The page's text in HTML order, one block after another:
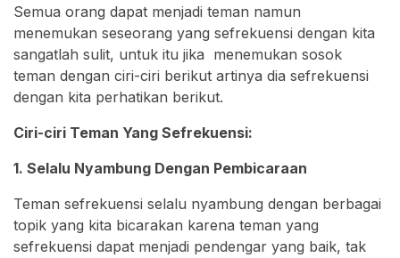
Semua orang dapat menjadi teman namun
menemukan seseorang yang sefrekuensi dengan kita
sangatlah sulit, untuk itu jika menemukan sosok
teman dengan ciri-ciri berikut artinya dia sefrekuensi
dengan kita perhatikan berikut.
Ciri-ciri Teman Yang Sefrekuensi:
1. Selalu Nyambung Dengan Pembicaraan
Teman sefrekuensi selalu nyambung dengan berbagai
topik yang kita bicarakan karena teman yang
sefrekuensi dapat menjadi pendengar yang baik, tak